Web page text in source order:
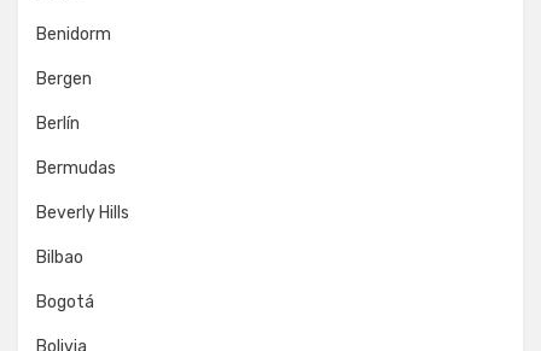
Benidorm
Bergen
Berlín
Bermudas
Beverly Hills
Bilbao
Bogotá
Bolivia